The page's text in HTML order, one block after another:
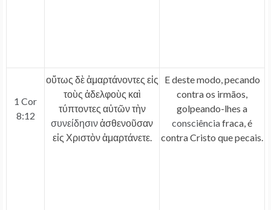
1 Cor
8:12
οὕτως δὲ ἁμαρτάνοντες εἰς
τοὺς ἀδελφοὺς καὶ
τύπτοντες αὐτῶν τὴν
συνείδησινἀσθενοῦσαν
εἰς Χριστὸν ἁμαρτάνετε.
E deste modo, pecando
contra os irmãos,
golpeando-lhes a
consciênciafraca, é
contra Cristo que pecais.